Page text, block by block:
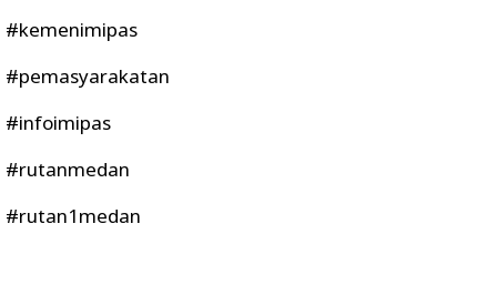
#kemenimipas
#pemasyarakatan
#infoimipas
#rutanmedan
#rutan1medan